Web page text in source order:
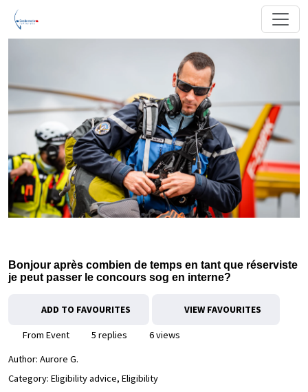
Bonjour après combien de temps en tant que réserviste
je peut passer le concours sog en interne?
ADD TO FAVOURITES VIEW FAVOURITES
From Event 5 replies
6 views
Author: Aurore G.
Category: Eligibility advice, Eligibility